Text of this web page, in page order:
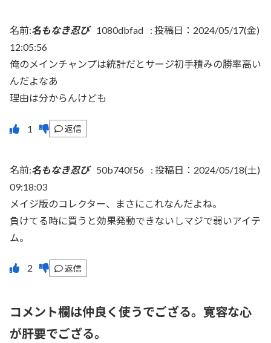
名前:名もなき忍び 1080dbfad : 投稿日：2024/05/17(金)
12:05:56
俺のメインチャンプは統計だとサージ初手積みの勝率高い
んだよなあ
理由は分からんけども
返信
名前:名もなき忍び 50b740f56 : 投稿日：2024/05/18(土)
09:18:03
メイジ版のコレクター、まさにこれなんだよね。
負けてる時に買うと効果発動できないしマジで弱いアイテ
ム。
返信
コメント欄は仲良く使うでござる。寛容な心
が肝要でござる。